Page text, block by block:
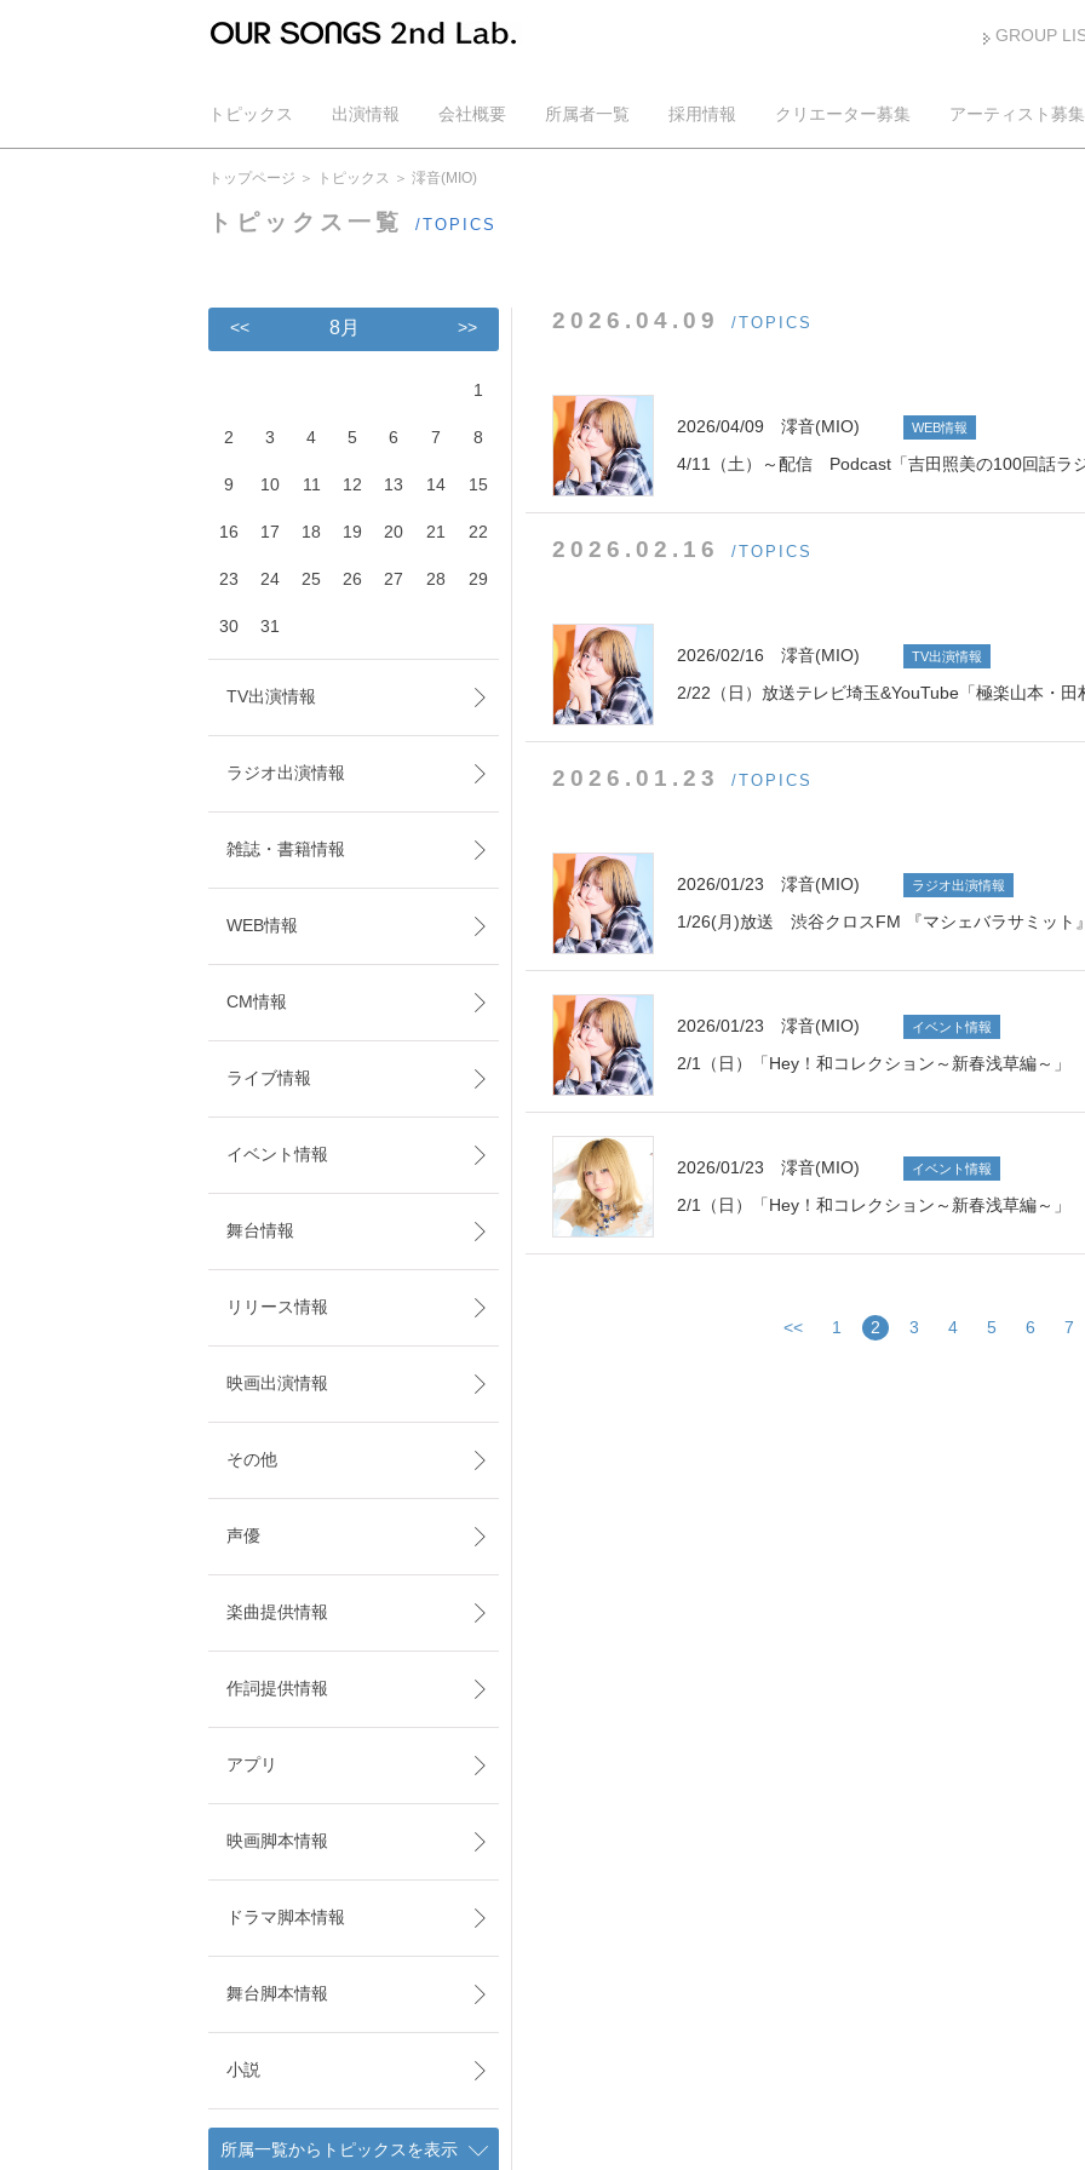
GROUP
トピックス 出演情報 会社概要 所属者一覧 採用情報 クリエーター募集
アーティスト募集
公式YouTube
トップページ トピックス 澪音(MIO)
トピックス一覧 /TOPICS
2026.04.09 /TOPICS
2026/04/09 澪音(MIO) WEB情報
4/11（土）～配信 Podcast「吉田照美の100回話ラ
2026.02.16 /TOPICS
2026/02/16 澪音(MIO) TV出演情報
2/22（日）放送テレビ埼玉&YouTube「極楽山本・田
2026.01.23 /TOPICS
2026/01/23 澪音(MIO) ラジオ出演情報
1/26(月)放送 渋谷クロスFM 『マシェバラサミット
2026/01/23 澪音(MIO) イベント情報
2/1（日）「Hey！和コレクション～新春浅草編～」
2026/01/23 澪音(MIO) イベント情報
2/1（日）「Hey！和コレクション～新春浅草編～」
<< 1 2 3 4 5 6 7
<< 8月 >>
1
2 3 4 5 6 7 8
9 10 11 12 13 14 15
16 17 18 19 20 21 22
23 24 25 26 27 28 29
30 31
TV出演情報
ラジオ出演情報
雑誌・書籍情報
WEB情報
CM情報
ライブ情報
イベント情報
舞台情報
リリース情報
映画出演情報
その他
声優
楽曲提供情報
作詞提供情報
アプリ
映画脚本情報
ドラマ脚本情報
舞台脚本情報
小説
所属一覧からトピックスを表示